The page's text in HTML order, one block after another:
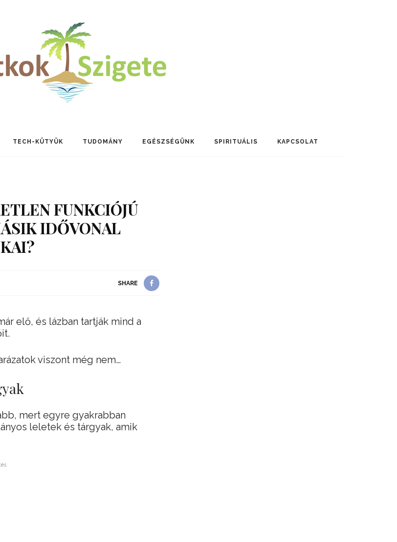
TECH-KÜTYÜK TUDOMÁNY EGÉSZSÉGÜNK SPIRITUÁLIS KAPCSOLAT
FUNKCIÓJÚ
IDŐVONAL
SHARE
elő, és lázban tartják mind a
viszont még nem…
mert egyre gyakrabban
leletek és tárgyak, amik